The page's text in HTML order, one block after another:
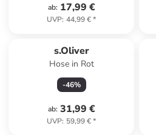
ab: 17,99 €
UVP: 44,99 €*
s.Oliver
Hose in Rot
-46%
ab: 31,99 €
UVP: 59,99 €*